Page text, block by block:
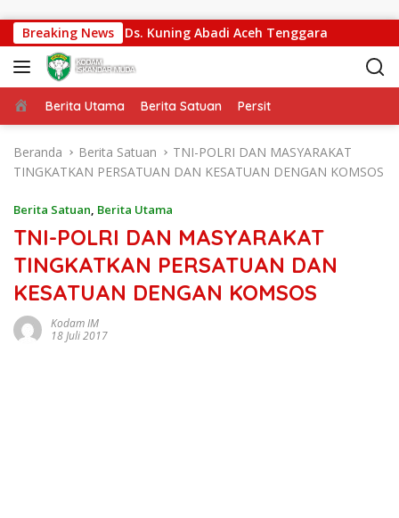
Breaking News
Akses Warga Ds. Kuning Abadi Aceh Tenggara
Beranda
Berita Utama Berita Satuan Persit
Beranda Berita Satuan
TNI-POLRI DAN MASYARAKAT
TINGKATKAN PERSATUAN DAN KESATUAN DENGAN KOMSOS
Berita Satuan, Berita Utama
TNI-POLRI DAN MASYARAKAT
TINGKATKAN PERSATUAN DAN
KESATUAN DENGAN KOMSOS
Kodam IM
18 Juli 2017